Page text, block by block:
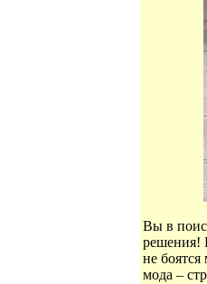
Вы в
решения!
не
мода –